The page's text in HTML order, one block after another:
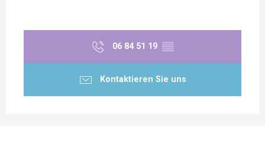
06 84 51 19 ▒▒
Kontaktieren Sie uns